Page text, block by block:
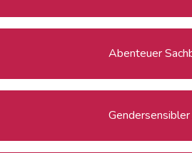
Abenteuer
Gendersensibler